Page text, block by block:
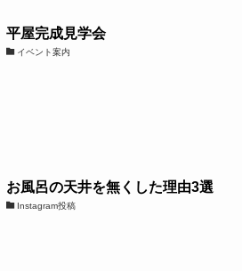
平屋完成見学会
イベント案内
お風呂の天井を無くした理由3選
Instagram投稿